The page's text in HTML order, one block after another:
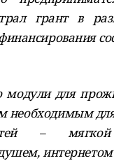
грант в
модули для
необходимым
– мягкой